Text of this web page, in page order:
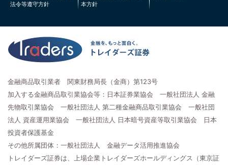
法令等遵守方針
本方針
金融商品取引業者 関東財務局長（金商）第123号
加入する金融商品取引業協会等：日本証券業協会 一般社団法人 金融
先物取引業協会 一般社団法人 第二種金融商品取引業協会 一般社団
法人 資産運用業協会 一般社団法人 日本暗号資産等取引業協会 日本
投資者保護基金
その他所属団体：一般社団法人 金融データ活用推進協会
トレイダーズ証券は、上場企業トレイダーズホールディングス（東京証